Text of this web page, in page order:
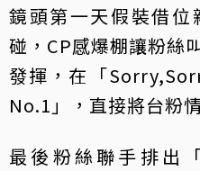
鏡頭第一天假裝借位
碰，CP感爆棚讓粉絲
發揮，在「
No.1」，直接將台粉
最後粉絲聯手排出